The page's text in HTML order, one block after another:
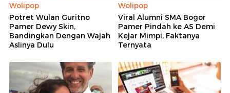
Wolipop
Potret Wulan Guritno
Pamer Dewy Skin,
Bandingkan Dengan Wajah
Aslinya Dulu
Wolipop
Viral Alumni SMA Bogor
Pamer Pindah ke AS Demi
Kejar Mimpi, Faktanya
Ternyata